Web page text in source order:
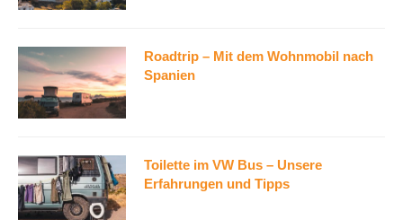
Roadtrip – Mit dem Wohnmobil nach
Spanien
Toilette im VW Bus – Unsere
Erfahrungen und Tipps